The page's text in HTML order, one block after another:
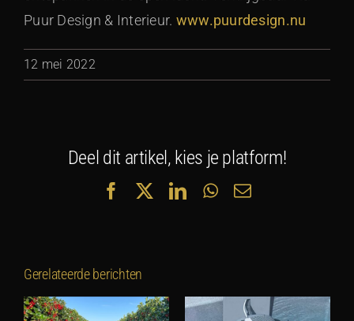
Puur Design & Interieur. www.puurdesign.nu
12 mei 2022
Deel dit artikel, kies je platform!
FacebookLinkedInWhatsApp
E-
Gerelateerde berichten